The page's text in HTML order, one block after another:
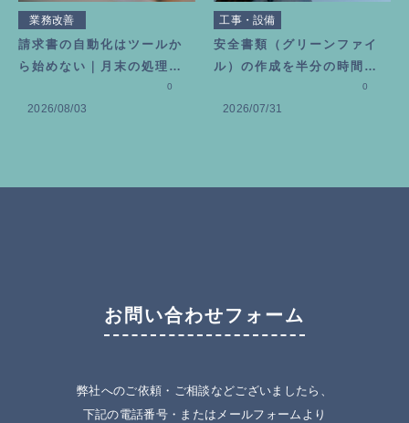
業務改善
請求書の自動化はツールか
ら始めない｜月末の処理を6
2026/08/03
0
工事・設備
安全書類（グリーンファイ
ル）の作成を半分の時間に
2026/07/31
0
お問い合わせフォーム
弊社へのご依頼・ご相談などございましたら、
下記の電話番号・またはメールフォームより